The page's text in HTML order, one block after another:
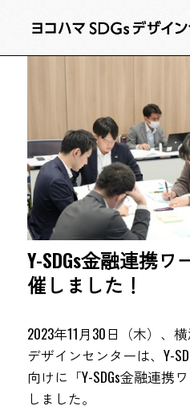
Y-SDGs金融連携
催しました！
2023年11月30日（木）、
デザインセンターは、Y-
向けに「Y-SDGs金融連携
しました。